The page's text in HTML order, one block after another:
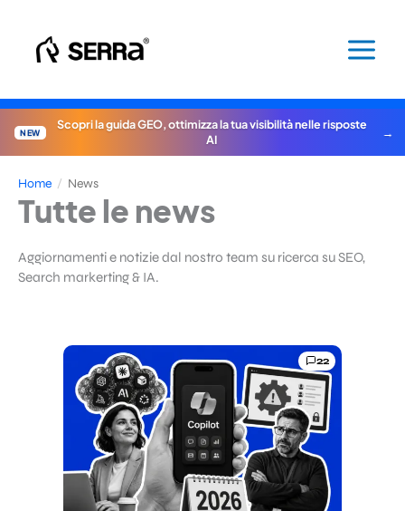
contenuto
NEW
Scopri la guida GEO, ottimizza la tua visibilità nelle risposte
AI
Home / News
Tutte le news
Aggiornamenti e notizie dal nostro team su ricerca su SEO,
Search markerting & IA.
22